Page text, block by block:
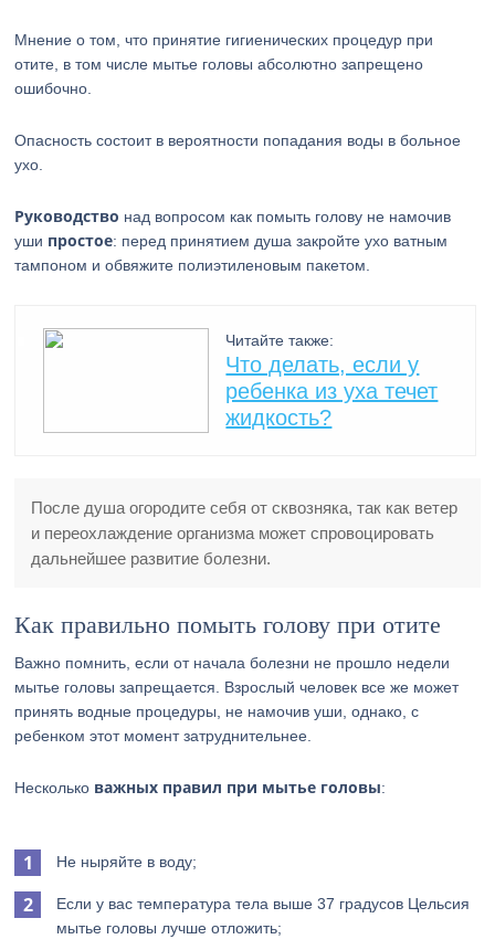
Мнение о том, что принятие гигиенических процедур при
отите, в том числе мытье головы абсолютно запрещено
ошибочно.
Опасность состоит в вероятности попадания воды в больное
ухо.
Руководство над вопросом как помыть голову не намочив
уши простое: перед принятием душа закройте ухо ватным
тампоном и обвяжите полиэтиленовым пакетом.
Читайте также:
Что делать, если у
ребенка из уха течет
жидкость?
После душа огородите себя от сквозняка, так как ветер
и переохлаждение организма может спровоцировать
дальнейшее развитие болезни.
Как правильно помыть голову при отите
Важно помнить, если от начала болезни не прошло недели
мытье головы запрещается. Взрослый человек все же может
принять водные процедуры, не намочив уши, однако, с
ребенком этот момент затруднительнее.
Несколько важных правил при мытье головы:
Не ныряйте в воду;
Если у вас температура тела выше 37 градусов Цельсия
мытье головы лучше отложить;